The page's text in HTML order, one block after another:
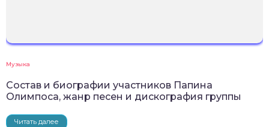
Музыка
Состав и биографии участников Папина
Олимпоса, жанр песен и дискография группы
Читать далее